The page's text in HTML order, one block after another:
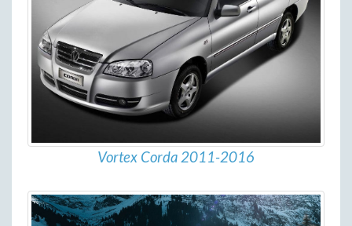
Vortex Corda 2011-2016